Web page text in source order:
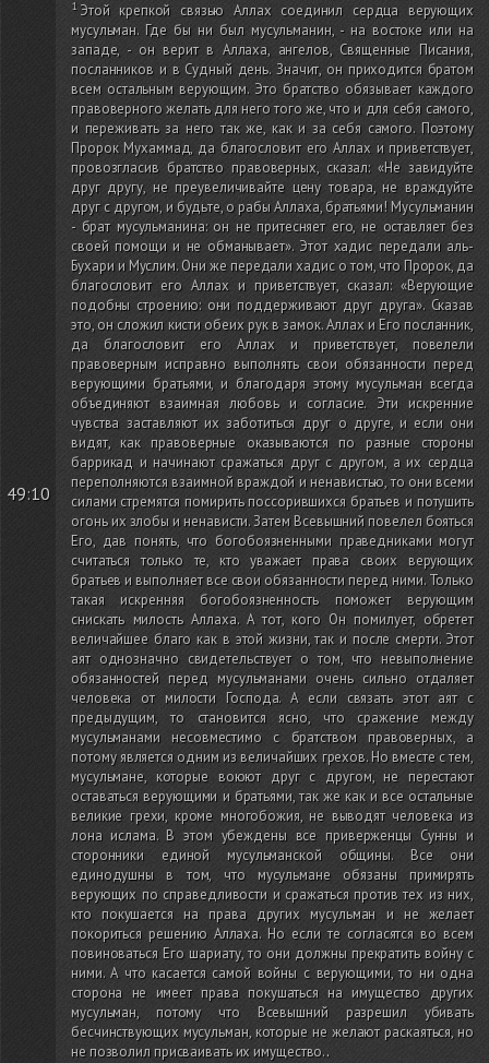
49:10
Этой крепкой связью Аллах соединил сердца верующих
мусульман. Где бы ни был мусульманин, - на востоке или на
западе, - он верит в Аллаха, ангелов, Священные Писания,
посланников и в Судный день. Значит, он приходится братом
всем остальным верующим. Это братство обязывает каждого
правоверного желать для него того же, что и для себя самого,
и переживать за него так же, как и за себя самого. Поэтому
Пророк Мухаммад, да благословит его Аллах и приветствует,
провозгласив братство правоверных, сказал: «Не завидуйте
друг другу, не преувеличивайте цену товара, не враждуйте
друг с другом, и будьте, о рабы Аллаха, братьями! Мусульманин
- брат мусульманина: он не притесняет его, не оставляет без
своей помощи и не обманывает». Этот хадис передали аль-
Бухари и Муслим. Они же передали хадис о том, что Пророк, да
благословит его Аллах и приветствует, сказал: «Верующие
подобны строению: они поддерживают друг друга». Сказав
это, он сложил кисти обеих рук в замок. Аллах и Его посланник,
да благословит его Аллах и приветствует, повелели
правоверным исправно выполнять свои обязанности перед
верующими братьями, и благодаря этому мусульман всегда
объединяют взаимная любовь и согласие. Эти искренние
чувства заставляют их заботиться друг о друге, и если они
видят, как правоверные оказываются по разные стороны
баррикад и начинают сражаться друг с другом, а их сердца
переполняются взаимной враждой и ненавистью, то они всеми
силами стремятся помирить поссорившихся братьев и потушить
огонь их злобы и ненависти. Затем Всевышний повелел бояться
Его, дав понять, что богобоязненными праведниками могут
считаться только те, кто уважает права своих верующих
братьев и выполняет все свои обязанности перед ними. Только
такая искренняя богобоязненность поможет верующим
снискать милость Аллаха. А тот, кого Он помилует, обретет
величайшее благо как в этой жизни, так и после смерти. Этот
аят однозначно свидетельствует о том, что невыполнение
обязанностей перед мусульманами очень сильно отдаляет
человека от милости Господа. А если связать этот аят с
предыдущим, то становится ясно, что сражение между
мусульманами несовместимо с братством правоверных, а
потому является одним из величайших грехов. Но вместе с тем,
мусульмане, которые воюют друг с другом, не перестают
оставаться верующими и братьями, так же как и все остальные
великие грехи, кроме многобожия, не выводят человека из
лона ислама. В этом убеждены все приверженцы Сунны и
сторонники единой мусульманской общины. Все они
единодушны в том, что мусульмане обязаны примирять
верующих по справедливости и сражаться против тех из них,
кто покушается на права других мусульман и не желает
покориться решению Аллаха. Но если те согласятся во всем
повиноваться Его шариату, то они должны прекратить войну с
ними. А что касается самой войны с верующими, то ни одна
сторона не имеет права покушаться на имущество других
мусульман, потому что Всевышний разрешил убивать
бесчинствующих мусульман, которые не желают раскаяться, но
не позволил присваивать их имущество..